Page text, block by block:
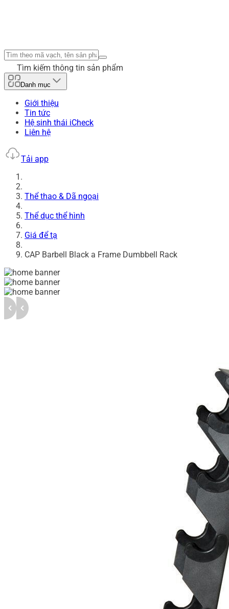
Tìm kiếm thông tin sản phẩm
Danh mục
Giới thiệu
Tin tức
Hệ sinh thái iCheck
Liên hệ
Tải app
Thể thao & Dã ngoại
Thể dục thể hình
Giá để tạ
CAP Barbell Black a Frame Dumbbell Rack